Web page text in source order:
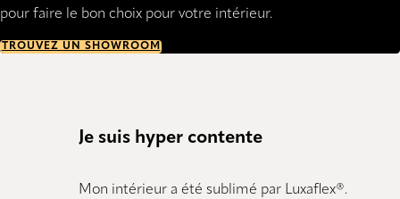
pour faire le bon choix pour votre intérieur.
TROUVEZ UN SHOWROOM
Je suis hyper contente
Mon intérieur a été sublimé par Luxaflex®.